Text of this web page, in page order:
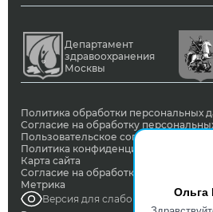
Ольга
Департамент
здравоохранения
Москвы
Политика обработки персональных
Согласие на обработку
Пользовательское соглашение
Политика конфиденциальности
Карта сайта
Согласие на обработку ПД с
Метрика
Версия для слабовидящих